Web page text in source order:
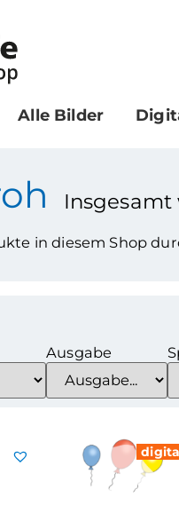
Alle Bilder
in diesem Shop
Ausgabe